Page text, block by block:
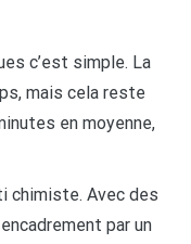
c’est simple. La
mais cela reste
en moyenne,
chimiste. Avec des
par un